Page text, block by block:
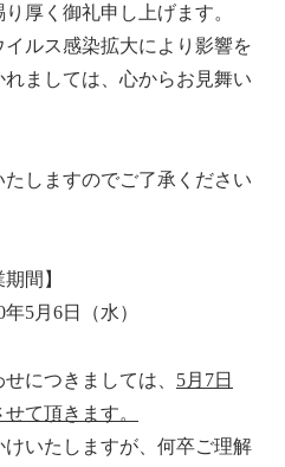
厚く御礼申し上げます。
ルス感染拡大により影響を
ましては、心からお見舞い
しますのでご了承ください
間】
5月6日（水）
につきましては、 5月7日
て頂きます。
いたしますが、何卒ご理解